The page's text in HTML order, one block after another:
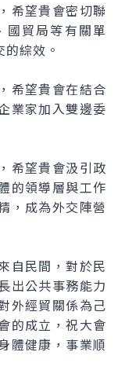
望貴會密切聯
國貿局等有關單
綜效。
望貴會在結合
業家加入雙邊委
望貴會汲引政
的領導層與工作
，成為外交陣營
民間，對於民
出公共事務能力
外經貿關係為己
的成立，祝大會
體健康，事業順